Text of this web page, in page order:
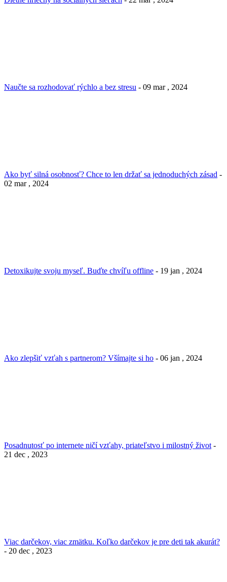
Naučte sa rozhodovať rýchlo a bez stresu - 09 mar , 2024
Ako byť silná osobnosť? Chce to len držať sa jednoduchých zásad -
02 mar , 2024
Detoxikujte svoju myseľ. Buďte chvíľu offline - 19 jan , 2024
Ako zlepšiť vzťah s partnerom? Všímajte si ho - 06 jan , 2024
Posadnutosť po internete ničí vzťahy, priateľstvo i milostný život -
21 dec , 2023
Viac darčekov, viac zmätku. Koľko darčekov je pre deti tak akurát?
- 20 dec , 2023